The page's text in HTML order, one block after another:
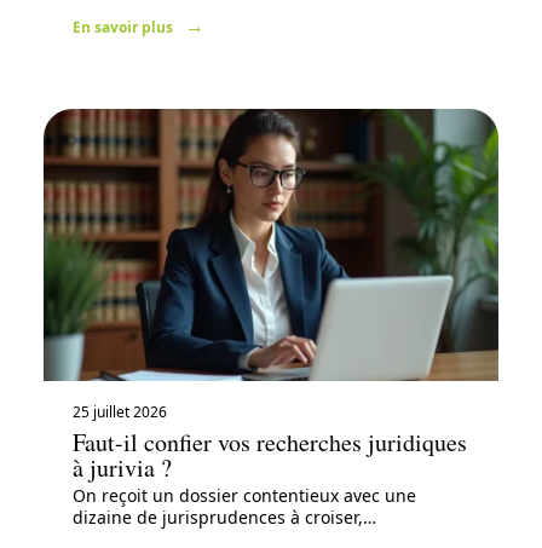
En savoir plus
25 juillet 2026
Faut-il confier vos recherches juridiques
à jurivia ?
On reçoit un dossier contentieux avec une
dizaine de jurisprudences à croiser,…